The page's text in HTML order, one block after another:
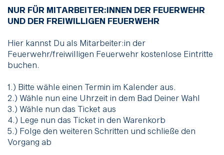
NUR FÜR MITARBEITER:INNEN DER FEUERWEHR
UND DER FREIWILLIGEN FEUERWEHR
Hier kannst Du als Mitarbeiter:in der
Feuerwehr/freiwilligen Feuerwehr kostenlose Eintritte
buchen.
1.) Bitte wähle einen Termin im Kalender aus.
2.) Wähle nun eine Uhrzeit in dem Bad Deiner Wahl
3.) Wähle nun das Ticket aus
4.) Lege nun das Ticket in den Warenkorb
5.) Folge den weiteren Schritten und schließe den
Vorgang ab